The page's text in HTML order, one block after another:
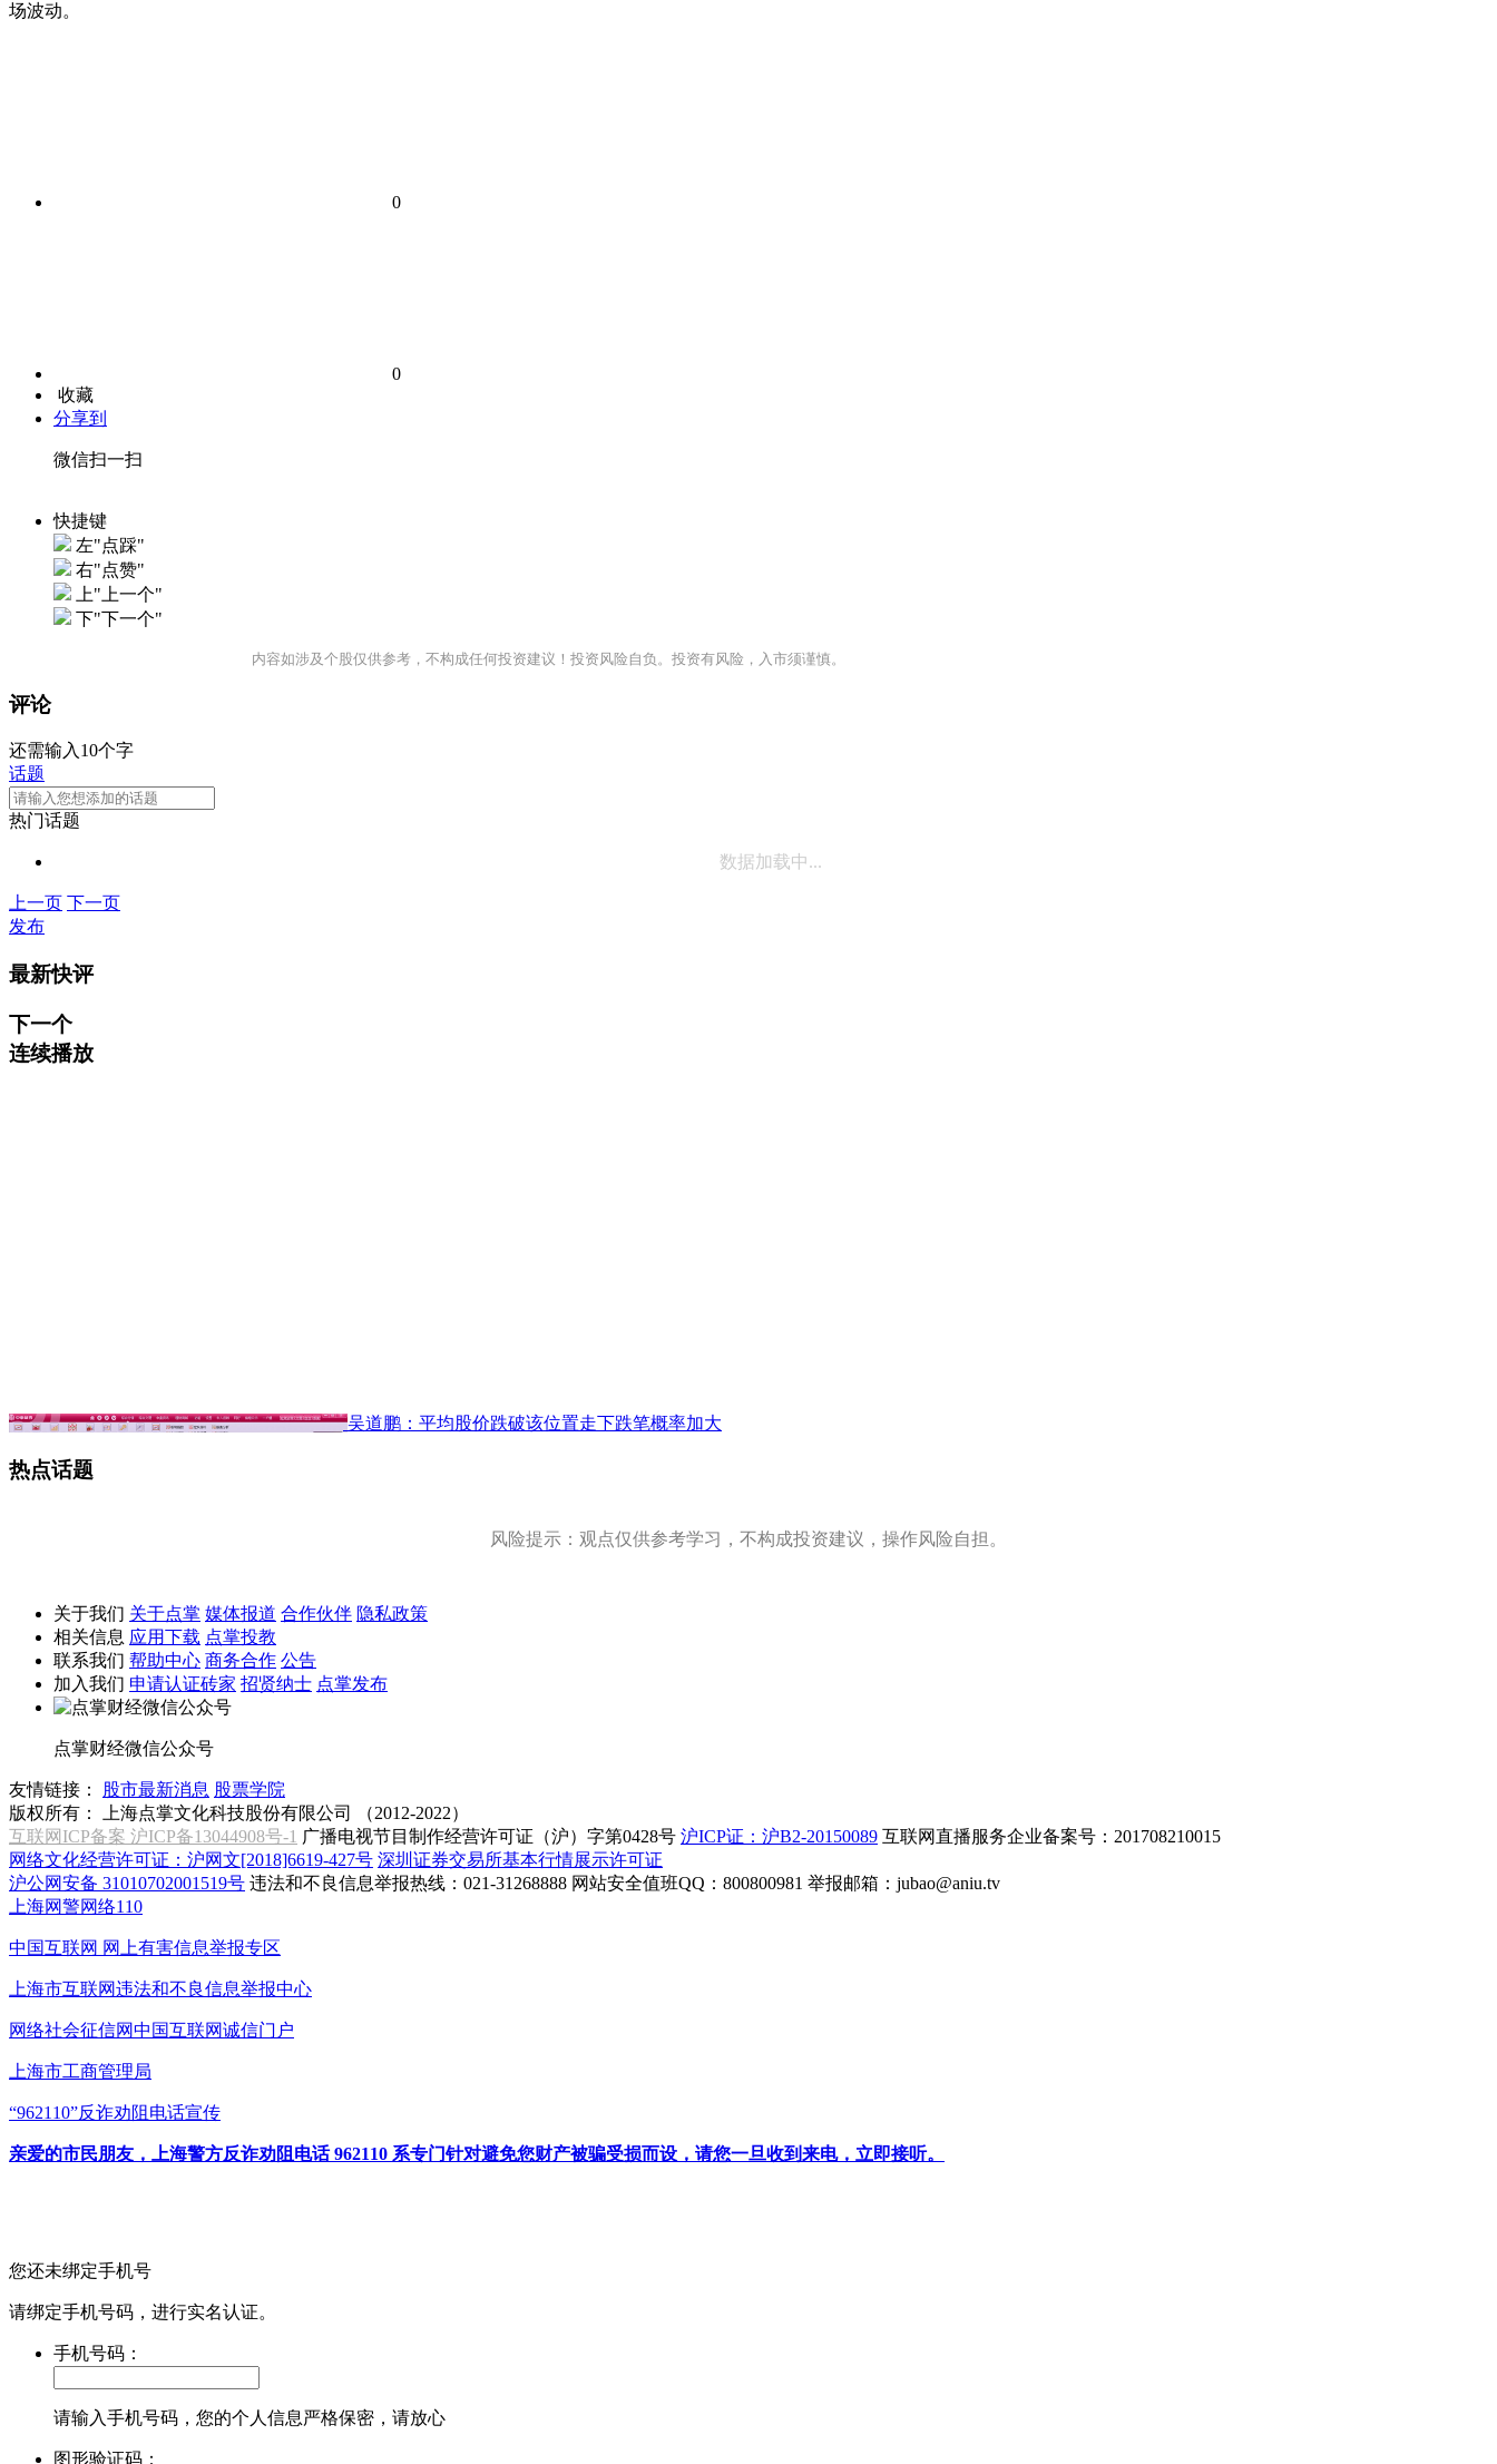
场波动。
0
0
收藏
分享到
微信扫一扫
快捷键
左"点踩"
右"点赞"
上"上一个"
下"下一个"
内容如涉及个股仅供参考，不构成任何投资建议！投资风险自负。投资有风险，入市须谨慎。
评论
还需输入10个字
话题
热门话题
数据加载中...
上一页 下一页
发布
最新快评
下一个
连续播放
吴道鹏：平均股价跌破该位置走下跌笔概率加大
热点话题
风险提示：观点仅供参考学习，不构成投资建议，操作风险自担。
关于我们 关于点掌 媒体报道 合作伙伴 隐私政策
相关信息 应用下载 点掌投教
联系我们 帮助中心 商务合作 公告
加入我们 申请认证砖家 招贤纳士 点掌发布
点掌财经微信公众号
友情链接： 股市最新消息 股票学院
版权所有：
上海点掌文化科技股份有限公司 （2012-2022）
互联网ICP备案 沪ICP备13044908号-1 广播电视节目制作经营许可证（沪）字第0428号 沪ICP证：沪B2-20150089 互联网直播服务企业备案号：201708210015
网络文化经营许可证：沪网文[2018]6619-427号 深圳证券交易所基本行情展示许可证
沪公网安备 31010702001519号 违法和不良信息举报热线：021-31268888 网站安全值班QQ：800800981 举报邮箱： jubao@aniu.tv
上海网警网络110
中国互联网 网上有害信息举报专区
上海市互联网违法和不良信息举报中心
网络社会征信网中国互联网诚信门户
上海市工商管理局
“962110”反诈劝阻电话宣传
亲爱的市民朋友，上海警方反诈劝阻电话 962110 系专门针对避免您财产被骗受损而设，请您一旦收到来电，立即接听。
您还未绑定手机号
请绑定手机号码，进行实名认证。
手机号码：
请输入手机号码，您的个人信息严格保密，请放心
图形验证码：